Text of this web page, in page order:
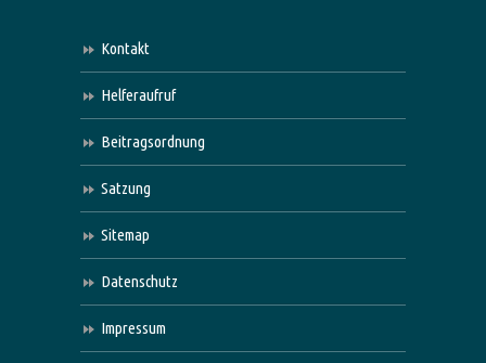
Kontakt
Helferaufruf
Beitragsordnung
Satzung
Sitemap
Datenschutz
Impressum